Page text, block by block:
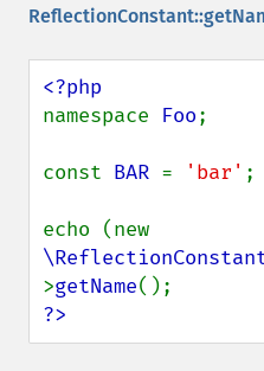
namespace Foo;
const BAR = 'bar' ;
>getName
?>